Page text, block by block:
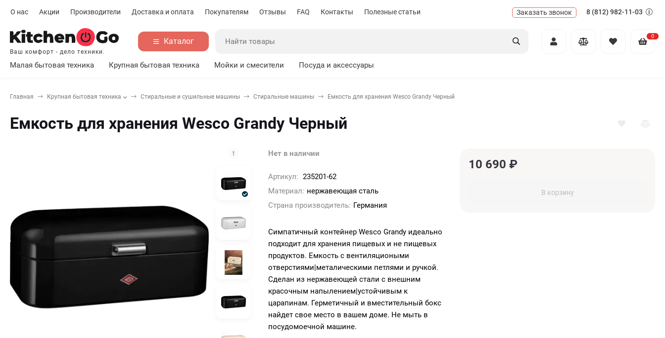
О нас Акции Производители Доставка и оплата Покупателям Отзывы FAQ Контакты Полезные статьи Заказать звонок 8 (812) 982-11-03
Ваш комфорт - дело техники.
Каталог
0
Малая бытовая техника Крупная бытовая техника Мойки и смесители Посуда и аксессуары
Главная Крупная бытовая техника Стиральные и сушильные машины Стиральные машины Емкость для хранения Wesco Grandy Черный
Емкость для хранения Wesco Grandy Черный
Нет в наличии
Артикул: 235201-62
Материал: нержавеющая сталь
Страна производитель: Германия
Симпатичный контейнер Wesco Grandy идеально
подходит для хранения пищевых и не пищевых
продуктов. Емкость с вентиляциоными
отверстиями|металическими петлями и ручкой.
Сделан из нержавеющей стали с внешним
красочным напылением|устойчивым к
царапинам. Герметичный и вместительный бокс
найдет свое место в вашем доме. Не мыть в
посудомоечной машине.
10 690 ₽
В корзину